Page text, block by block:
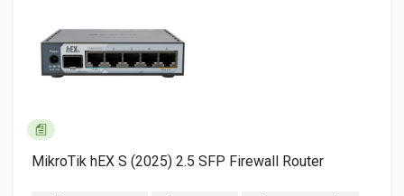
MikroTik hEX S (2025) 2.5 SFP Firewall Router